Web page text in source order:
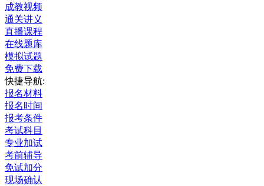
成教视频
通关讲义
直播课程
在线题库
模拟试题
免费下载
快捷导航:
报名材料
报名时间
报考条件
考试科目
专业加试
考前辅导
免试加分
现场确认